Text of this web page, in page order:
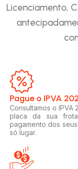
Licenciamento,
Pague o IPVA
Consultamos o IPVA
placa da sua
pagamento dos
só lugar.